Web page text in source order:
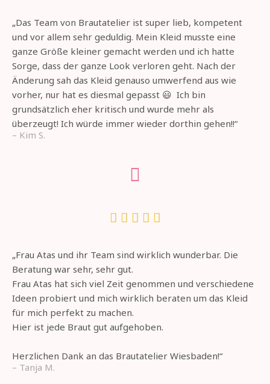
„Das Team von Brautatelier ist super lieb, kompetent
und vor allem sehr geduldig. Mein Kleid musste eine
ganze Größe kleiner gemacht werden und ich hatte
Sorge, dass der ganze Look verloren geht. Nach der
Änderung sah das Kleid genauso umwerfend aus wie
vorher, nur hat es diesmal gepasst 😃 Ich bin
grundsätzlich eher kritisch und wurde mehr als
überzeugt! Ich würde immer wieder dorthin gehen!!“
– Kim S.
    
„Frau Atas und ihr Team sind wirklich wunderbar. Die
Beratung war sehr, sehr gut.
Frau Atas hat sich viel Zeit genommen und verschiedene
Ideen probiert und mich wirklich beraten um das Kleid
für mich perfekt zu machen.
Hier ist jede Braut gut aufgehoben.
Herzlichen Dank an das Brautatelier Wiesbaden!“
– Tanja M.